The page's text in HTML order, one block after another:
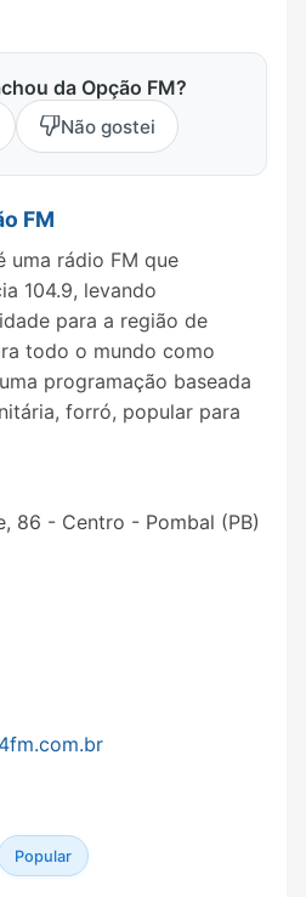
da Opção FM?
Não gostei
FM
uma rádio FM que
104.9, levando
para a região de
todo o mundo como
programação baseada
forró, popular para
86 - Centro - Pombal (PB)
Popular